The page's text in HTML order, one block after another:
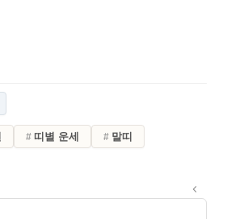
띠별 운세
말띠